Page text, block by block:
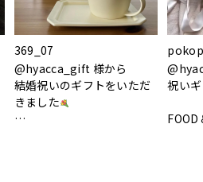
369_07
@hyacca_gift 様から
結婚祝いのギフトをいただ
きました
祝い
FOOD